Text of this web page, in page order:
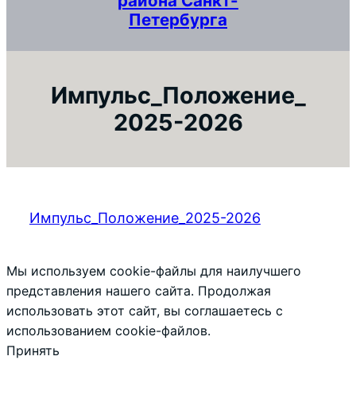
Петербурга
Импульс_Положение_
2025-2026
Импульс_Положение_2025-2026
Мы используем cookie-файлы для наилучшего
представления нашего сайта. Продолжая
использовать этот сайт, вы соглашаетесь с
использованием cookie-файлов.
Принять